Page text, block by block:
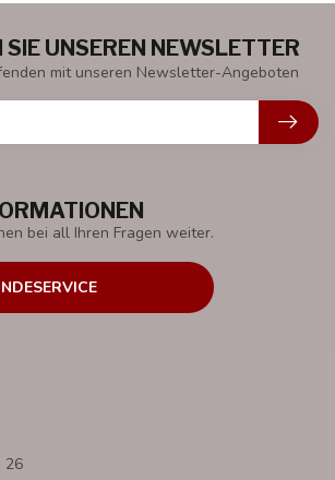
bei all Ihren Fragen weiter.
UNSEREN NEWSLETTER
mit unseren Newsletter-Angeboten
26